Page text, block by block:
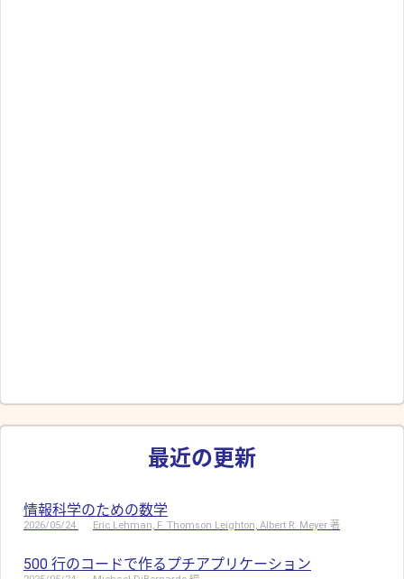
最近の更新
情報科学のための数学
2026/05/24 Eric Lehman, F. Thomson Leighton, Albert R. Meyer 著
500 行のコードで作るプチアプリケーション